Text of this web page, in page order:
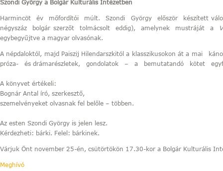
Szondi György a Bolgár Kulturális Intézetben
Harmincöt év mőfordítói múlt. Szondi György először készített
négyszáz bolgár szerzőt tolmácsolt eddig), amelynek mustráját a
egybegyűjtve a magyar olvasónak.
A népdaloktól, majd Paiszij Hilendarszkitól a klasszikusokon át a mai
próza- és drámarészletek, gondolatok – a bemutatandó kötet
A könyvet értékeli:
Bognár Antal író, szerkesztő,
szemelvényeket olvasnak fel belőle – többen.
Az esten Szondi György is jelen lesz.
Kérdezheti: bárki. Felel: bárkinek.
Várjuk Önt november 25-én, csütörtökön 17.30-kor a Bolgár Kulturális
Meghívó